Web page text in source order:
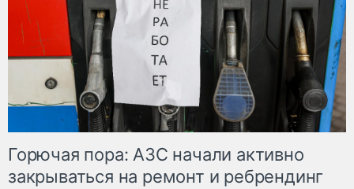
Горючая пора: АЗС начали активно
закрываться на ремонт и ребрендинг